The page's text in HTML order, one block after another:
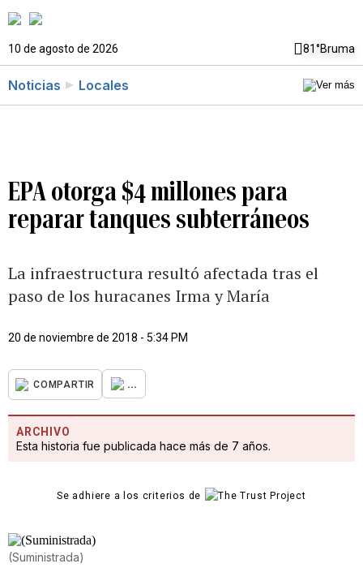
10 de agosto de 2026 81°Bruma
Noticias Locales
EPA otorga $4 millones para
reparar tanques subterráneos
La infraestructura resultó afectada tras el
paso de los huracanes Irma y María
20 de noviembre de 2018 - 5:34 PM
COMPARTIR ...
ARCHIVO
Esta historia fue publicada hace más de 7 años.
Se adhiere a los criterios de
(Suministrada)